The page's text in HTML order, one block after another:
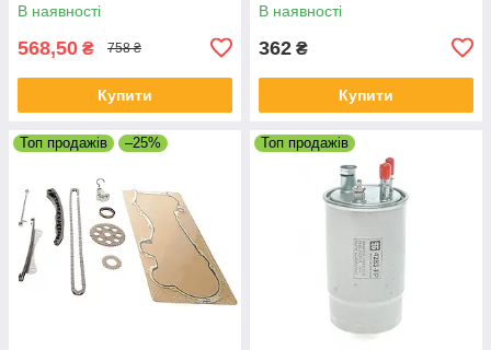
В наявності
568,50 ₴ 758 ₴
Купити
В наявності
362 ₴
Купити
Топ продажів –25% Топ продажів